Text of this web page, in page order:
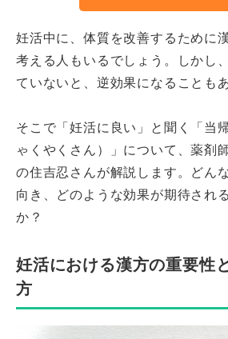
妊活中に、体質を改善するために
考える人もいるでしょう。しかし
ていないと、逆効果になることも
そこで「妊活に良い」と聞く「当
ゃくやくさん）」について、薬剤
の住吉忍さんが解説します。どん
向き、どのような効果が期待され
か？
妊活における漢方の重要性
方